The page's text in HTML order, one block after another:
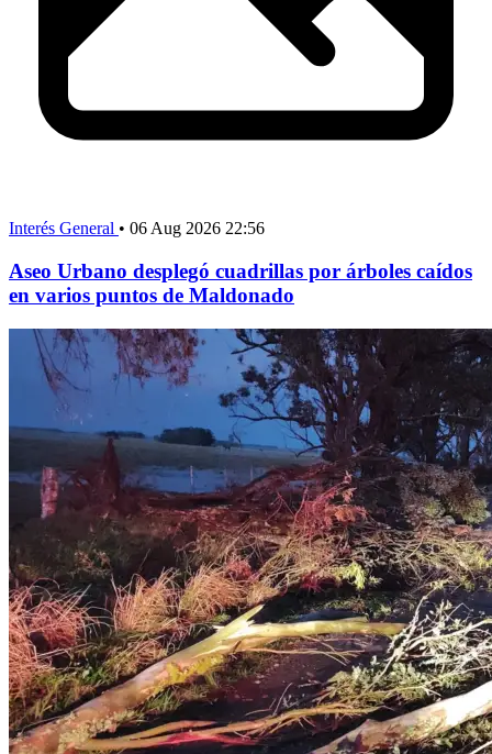
Interés General • 06 Aug 2026 22:56
Aseo Urbano desplegó cuadrillas por árboles caídos
en varios puntos de Maldonado